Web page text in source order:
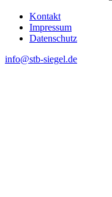
Kontakt
Impressum
Datenschutz
info@stb-siegel.de